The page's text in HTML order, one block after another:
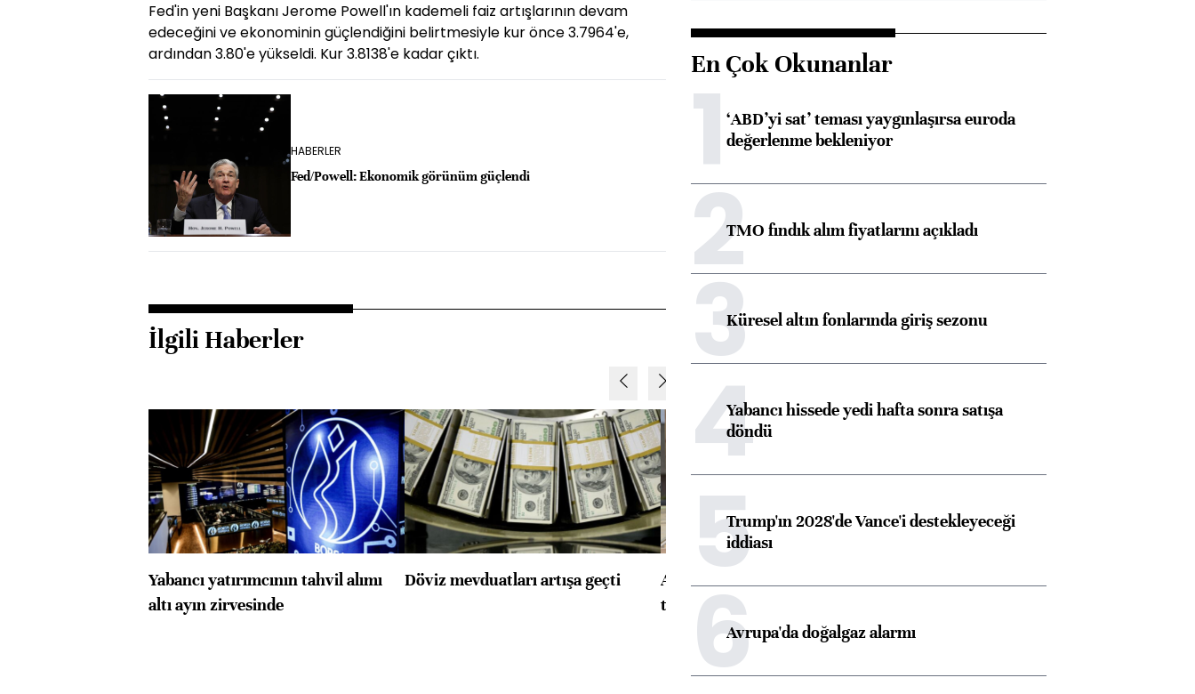
Fed'in yeni Başkanı Jerome Powell'ın kademeli faiz artışlarının devam
edeceğini ve ekonominin güçlendiğini belirtmesiyle kur önce 3.7964'e,
ardından 3.80'e yükseldi. Kur 3.8138'e kadar çıktı.
HABERLER
Fed/Powell: Ekonomik görünüm güçlendi
İlgili Haberler
Yabancı yatırımcının tahvil alımı
altı ayın zirvesinde
Döviz mevduatları artışa geçti
ABD'de konut başlangıçları
toparlandı
En Çok Okunanlar
1‘ABD’yi sat’ teması yaygınlaşırsa euroda
değerlenme bekleniyor
2TMO fındık alım fiyatlarını açıkladı
3Küresel altın fonlarında giriş sezonu
4Yabancı hissede yedi hafta sonra satışa
döndü
5Trump'ın 2028'de Vance'i destekleyeceği
iddiası
6Avrupa'da doğalgaz alarmı